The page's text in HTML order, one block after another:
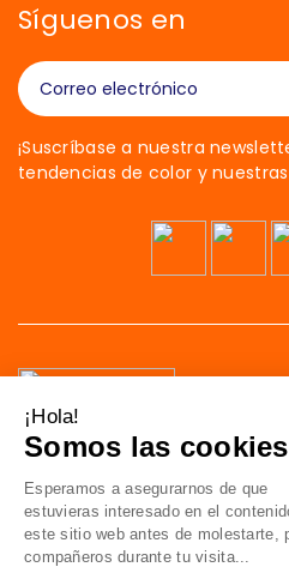
Síguenos en
¡Suscríbase a nuestra
tendencias de color y
92700 Colombes
Francia
¡Hola!
Somos las cookies
Esperamos a asegurarnos de que
estuvieras interesado en el
este sitio web antes de molestarte,
compañeros durante tu visita...